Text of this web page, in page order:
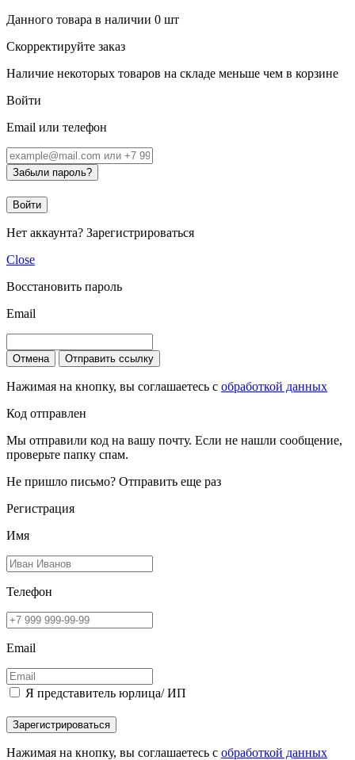
Данного товара в наличии 0 шт
Скорректируйте заказ
Наличие некоторых товаров на складе меньше чем в корзине
Войти
Email или телефон
Забыли пароль?
Войти
Нет аккаунта? Зарегистрироваться
Close
Восстановить пароль
Email
Отмена Отправить ссылку
Нажимая на кнопку, вы соглашаетесь с обработкой данных
Код отправлен
Мы отправили код на вашу почту. Если не нашли сообщение,
проверьте папку спам.
Не пришло письмо? Отправить еще раз
Регистрация
Имя
Телефон
Email
Я представитель юрлица/ ИП
Зарегистрироваться
Нажимая на кнопку, вы соглашаетесь с обработкой данных